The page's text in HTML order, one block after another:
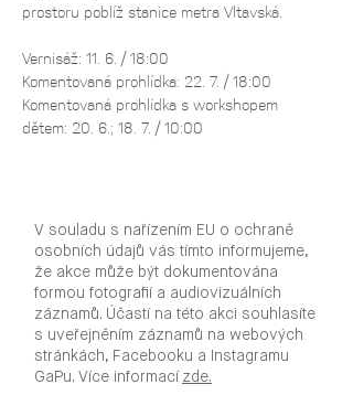
prostoru poblíž stanice metra Vltavská.
Vernisáž: 11. 6. / 18:00
Komentovaná prohlídka: 22. 7. / 18:00
Komentovaná prohlídka s workshopem
dětem: 20. 6.; 18. 7. / 10:00
V souladu s nařízením EU o ochraně
osobních údajů vás tímto informujeme,
že akce může být dokumentována
formou fotografií a audiovizuálních
záznamů. Účastí na této akci souhlasíte
s uveřejněním záznamů na webových
stránkách, Facebooku a Instagramu
GaPu. Více informací zde.